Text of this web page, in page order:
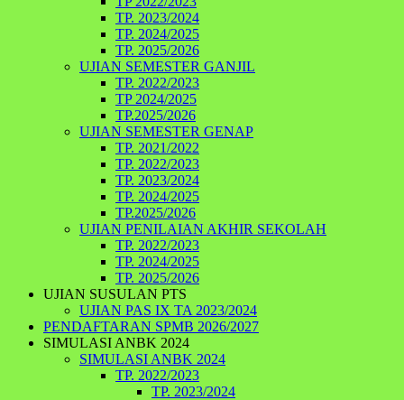
TP. 2023/2024
TP. 2024/2025
TP. 2025/2026
UJIAN SEMESTER GANJIL
TP. 2022/2023
TP 2024/2025
TP.2025/2026
UJIAN SEMESTER GENAP
TP. 2021/2022
TP. 2022/2023
TP. 2023/2024
TP. 2024/2025
TP.2025/2026
UJIAN PENILAIAN AKHIR SEKOLAH
TP. 2022/2023
TP. 2024/2025
TP. 2025/2026
UJIAN SUSULAN PTS
UJIAN PAS IX TA 2023/2024
PENDAFTARAN SPMB 2026/2027
SIMULASI ANBK 2024
SIMULASI ANBK 2024
TP. 2022/2023
TP. 2023/2024